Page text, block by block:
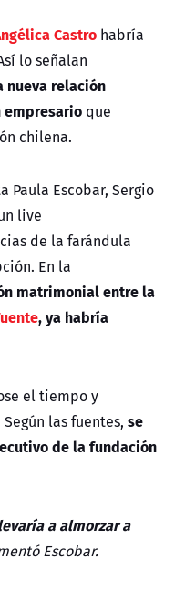
Castro habría
lo señalan
nueva relación
empresario que
chilena.
Paula Escobar, Sergio
live
de la farándula
En la
matrimonial entre la
, ya habría
el tiempo y
las fuentes, se
de la fundación
a almorzar a
Escobar.